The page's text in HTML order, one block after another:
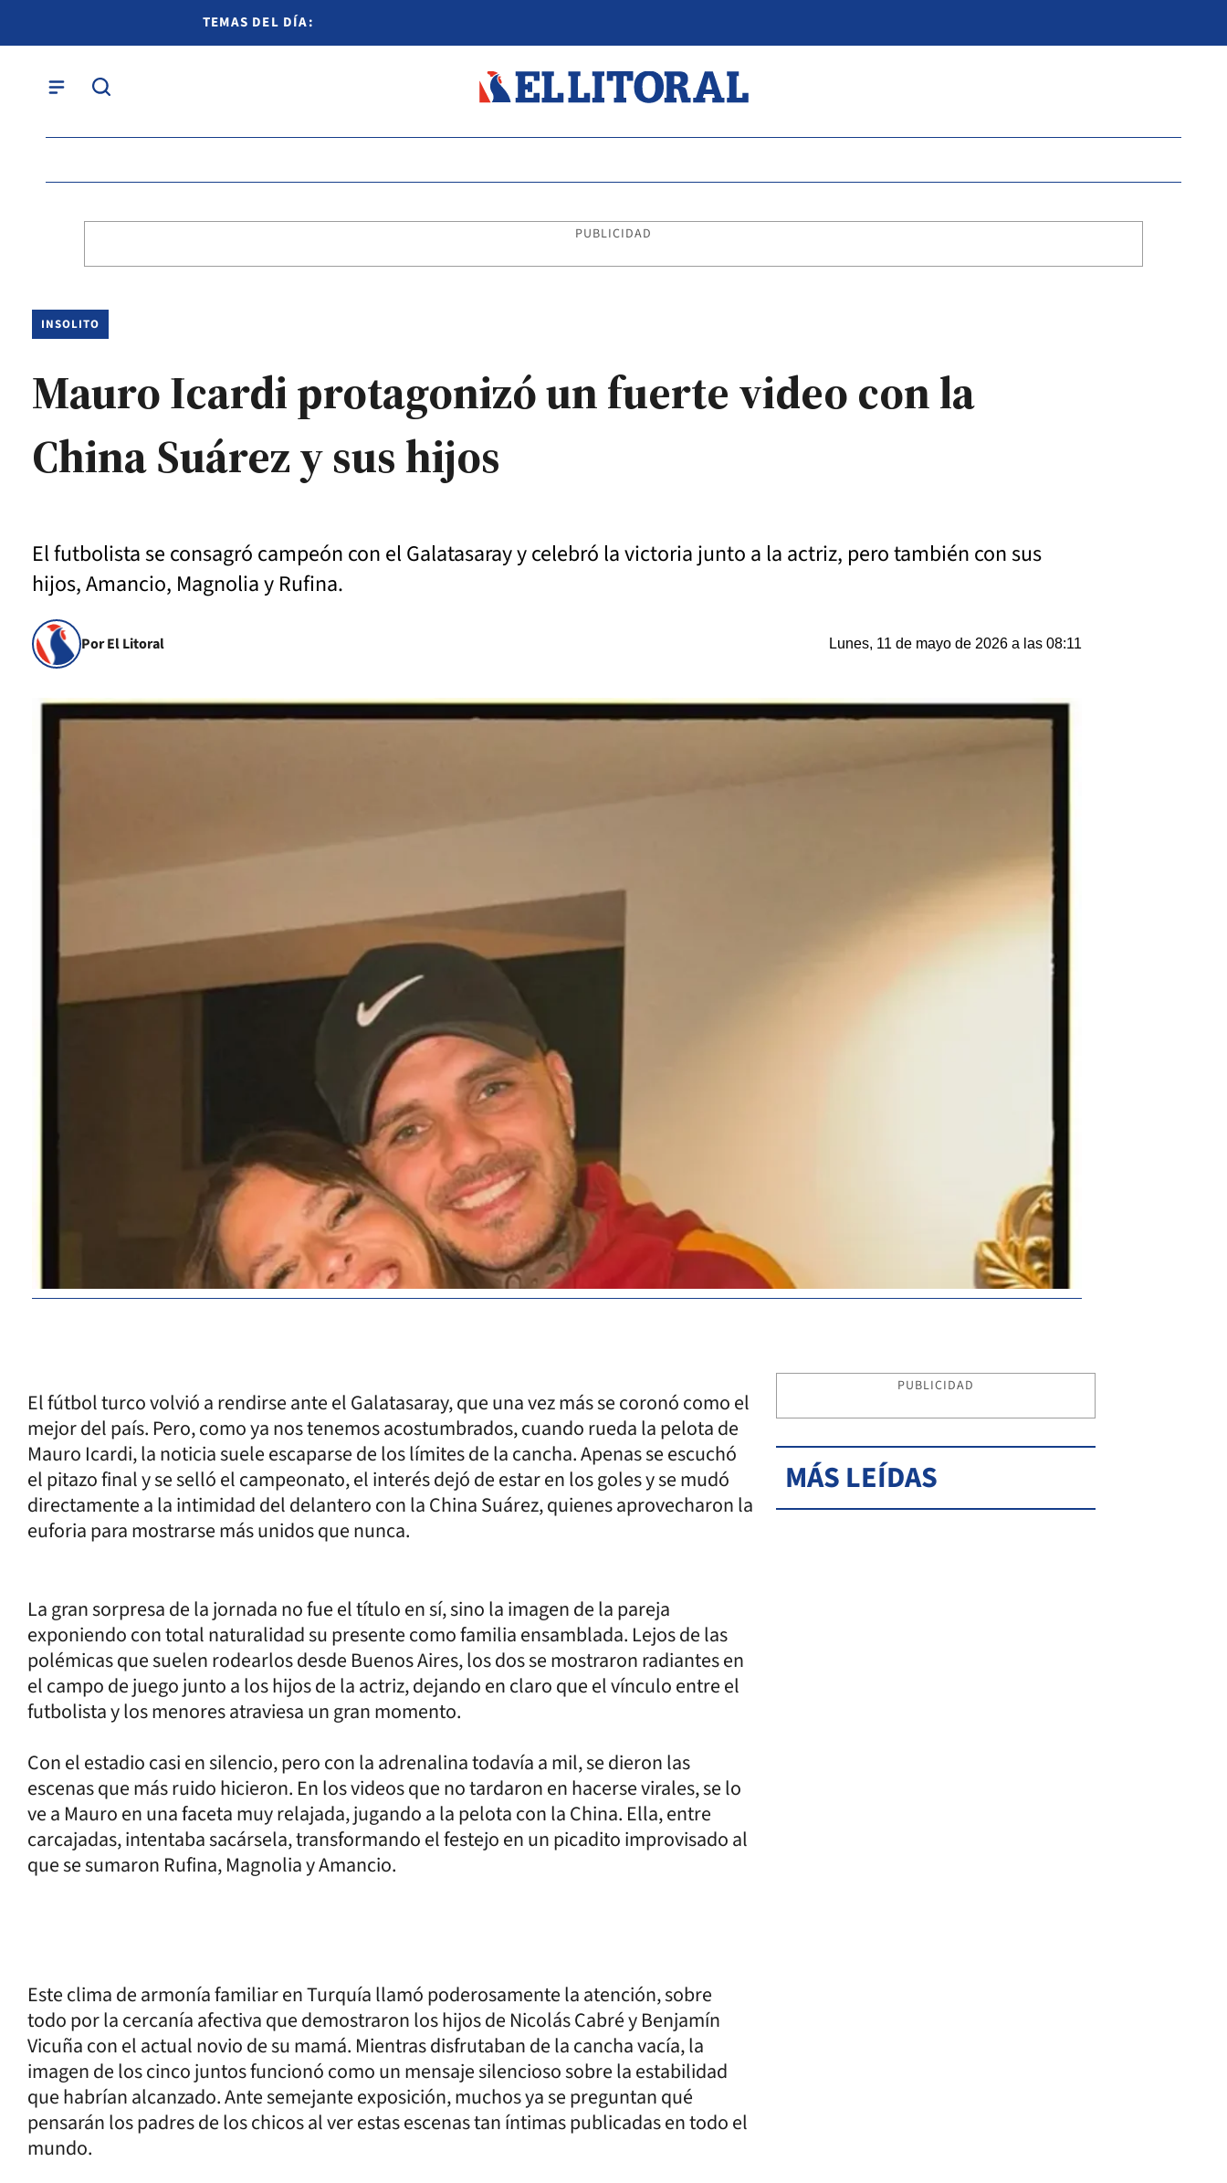
TEMAS DEL DÍA:
PUBLICIDAD
INSOLITO
Mauro Icardi protagonizó un fuerte video con la
China Suárez y sus hijos
El futbolista se consagró campeón con el Galatasaray y celebró la victoria junto a la actriz, pero también con sus
hijos, Amancio, Magnolia y Rufina.
Por El Litoral Lunes, 11 de mayo de 2026 a las 08:11
El fútbol turco volvió a rendirse ante el Galatasaray, que una vez más se coronó como el
mejor del país. Pero, como ya nos tenemos acostumbrados, cuando rueda la pelota de
Mauro Icardi, la noticia suele escaparse de los límites de la cancha. Apenas se escuchó
el pitazo final y se selló el campeonato, el interés dejó de estar en los goles y se mudó
directamente a la intimidad del delantero con la China Suárez, quienes aprovecharon la
euforia para mostrarse más unidos que nunca.
La gran sorpresa de la jornada no fue el título en sí, sino la imagen de la pareja
exponiendo con total naturalidad su presente como familia ensamblada. Lejos de las
polémicas que suelen rodearlos desde Buenos Aires, los dos se mostraron radiantes en
el campo de juego junto a los hijos de la actriz, dejando en claro que el vínculo entre el
futbolista y los menores atraviesa un gran momento.
Con el estadio casi en silencio, pero con la adrenalina todavía a mil, se dieron las
escenas que más ruido hicieron. En los videos que no tardaron en hacerse virales, se lo
ve a Mauro en una faceta muy relajada, jugando a la pelota con la China. Ella, entre
carcajadas, intentaba sacársela, transformando el festejo en un picadito improvisado al
que se sumaron Rufina, Magnolia y Amancio.
Este clima de armonía familiar en Turquía llamó poderosamente la atención, sobre
todo por la cercanía afectiva que demostraron los hijos de Nicolás Cabré y Benjamín
Vicuña con el actual novio de su mamá. Mientras disfrutaban de la cancha vacía, la
imagen de los cinco juntos funcionó como un mensaje silencioso sobre la estabilidad
que habrían alcanzado. Ante semejante exposición, muchos ya se preguntan qué
pensarán los padres de los chicos al ver estas escenas tan íntimas publicadas en todo el
mundo.
PUBLICIDAD
MÁS LEÍDAS